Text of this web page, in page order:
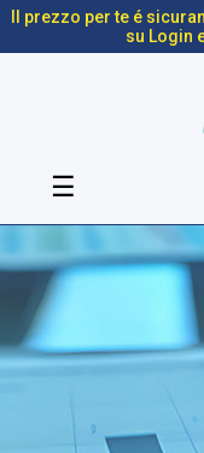
Il prezzo per te é
su Login
navigazione
☰